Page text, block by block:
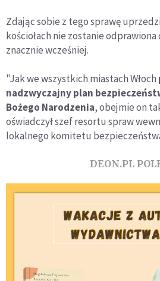
Zdając sobie z tego sprawę
kościołach nie zostanie odprawiona
znacznie wcześniej.
"Jak we wszystkich miastach Włoch
nadzwyczajny plan
Bożego Narodzenia, obejmie on
oświadczył szef resortu spraw
lokalnego komitetu
DEON.PL